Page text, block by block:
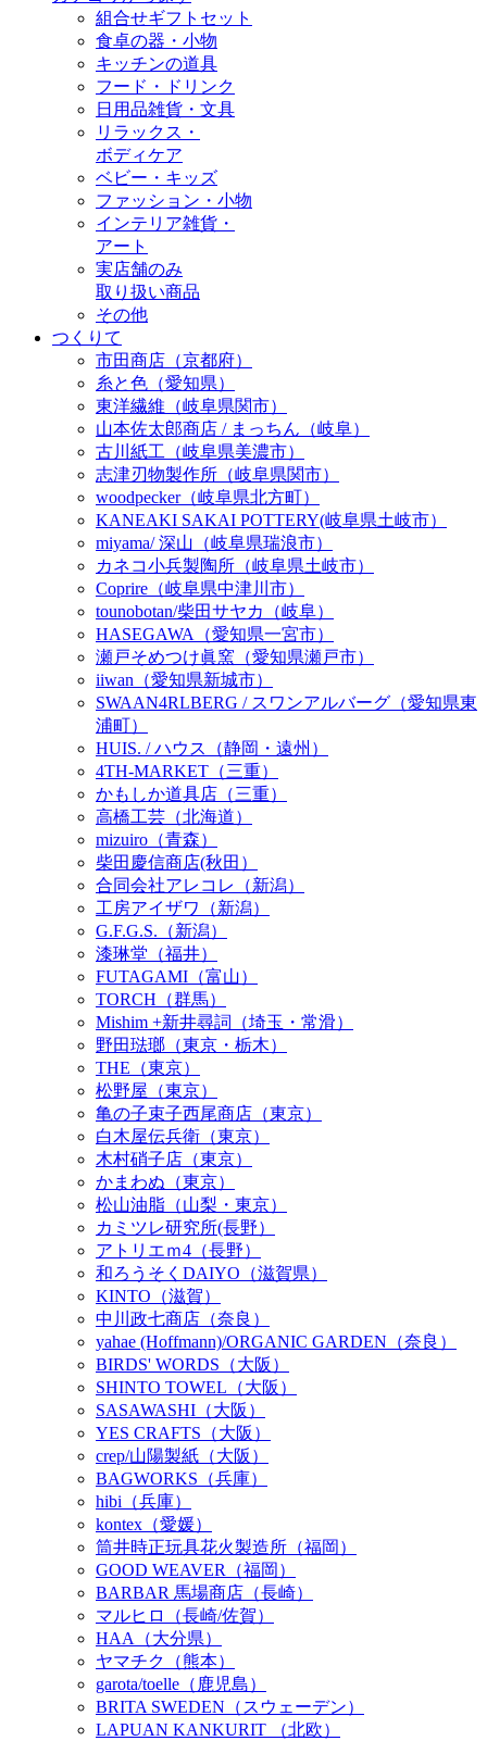
組合せギフトセット
食卓の器・小物
キッチンの道具
フード・ドリンク
日用品雑貨・文具
リラックス・
ボディケア
ベビー・キッズ
ファッション・小物
インテリア雑貨・
アート
実店舗のみ
取り扱い商品
その他
つくりて
市田商店（京都府）
糸と色（愛知県）
東洋繊維（岐阜県関市）
山本佐太郎商店 / まっちん（岐阜）
古川紙工（岐阜県美濃市）
志津刃物製作所（岐阜県関市）
woodpecker（岐阜県北方町）
KANEAKI SAKAI POTTERY(岐阜県土岐市）
miyama/ 深山（岐阜県瑞浪市）
カネコ小兵製陶所（岐阜県土岐市）
Coprire（岐阜県中津川市）
tounobotan/柴田サヤカ（岐阜）
HASEGAWA（愛知県一宮市）
瀬戸そめつけ眞窯（愛知県瀬戸市）
iiwan（愛知県新城市）
SWAAN4RLBERG / スワンアルバーグ（愛知県東
浦町）
HUIS. / ハウス（静岡・遠州）
4TH-MARKET（三重）
かもしか道具店（三重）
高橋工芸（北海道）
mizuiro（青森）
柴田慶信商店(秋田）
合同会社アレコレ（新潟）
工房アイザワ（新潟）
G.F.G.S.（新潟）
漆琳堂（福井）
FUTAGAMI（富山）
TORCH（群馬）
Mishim +新井尋詞（埼玉・常滑）
野田琺瑯（東京・栃木）
THE（東京）
松野屋（東京）
亀の子束子西尾商店（東京）
白木屋伝兵衛（東京）
木村硝子店（東京）
かまわぬ（東京）
松山油脂（山梨・東京）
カミツレ研究所(長野）
アトリエｍ4（長野）
和ろうそくDAIYO（滋賀県）
KINTO（滋賀）
中川政七商店（奈良）
yahae (Hoffmann)/ORGANIC GARDEN（奈良）
BIRDS' WORDS（大阪）
SHINTO TOWEL（大阪）
SASAWASHI（大阪）
YES CRAFTS（大阪）
crep/山陽製紙（大阪）
BAGWORKS（兵庫）
hibi（兵庫）
kontex（愛媛）
筒井時正玩具花火製造所（福岡）
GOOD WEAVER（福岡）
BARBAR 馬場商店（長崎）
マルヒロ（長崎/佐賀）
HAA（大分県）
ヤマチク（熊本）
garota/toelle（鹿児島）
BRITA SWEDEN（スウェーデン）
LAPUAN KANKURIT （北欧）